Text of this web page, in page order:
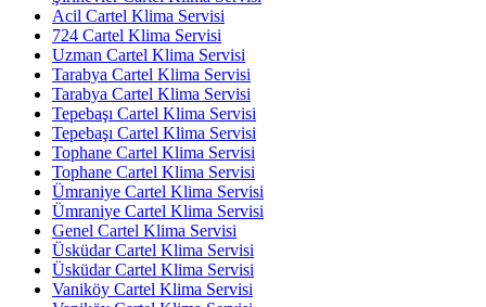
Acil Cartel Klima Servisi
724 Cartel Klima Servisi
Uzman Cartel Klima Servisi
Tarabya Cartel Klima Servisi
Tarabya Cartel Klima Servisi
Tepebaşı Cartel Klima Servisi
Tepebaşı Cartel Klima Servisi
Tophane Cartel Klima Servisi
Tophane Cartel Klima Servisi
Ümraniye Cartel Klima Servisi
Ümraniye Cartel Klima Servisi
Genel Cartel Klima Servisi
Üsküdar Cartel Klima Servisi
Üsküdar Cartel Klima Servisi
Vaniköy Cartel Klima Servisi